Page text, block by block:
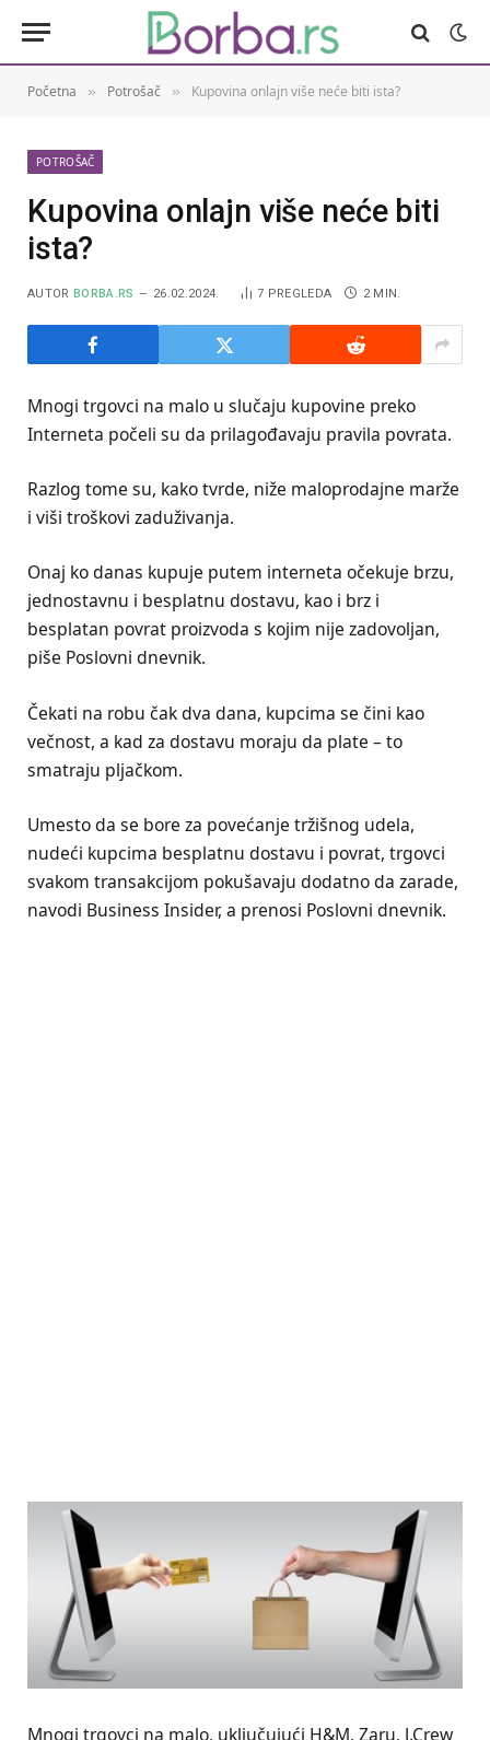
Početna » Potrošač » Kupovina onlajn više neće biti ista?
POTROŠAČ
Kupovina onlajn više neće biti
ista?
AUTOR BORBA.RS 26.02.2024. 7 PREGLEDA 2 MIN.
Mnogi trgovci na malo u slučaju kupovine preko
Interneta počeli su da prilagođavaju pravila povrata.
Razlog tome su, kako tvrde, niže maloprodajne marže
i viši troškovi zaduživanja.
Onaj ko danas kupuje putem interneta očekuje brzu,
jednostavnu i besplatnu dostavu, kao i brz i
besplatan povrat proizvoda s kojim nije zadovoljan,
piše Poslovni dnevnik.
Čekati na robu čak dva dana, kupcima se čini kao
večnost, a kad za dostavu moraju da plate – to
smatraju pljačkom.
Umesto da se bore za povećanje tržišnog udela,
nudeći kupcima besplatnu dostavu i povrat, trgovci
svakom transakcijom pokušavaju dodatno da zarade,
navodi Business Insider, a prenosi Poslovni dnevnik.
Mnogi trgovci na malo, uključujući H&M, Zaru, J.Crew